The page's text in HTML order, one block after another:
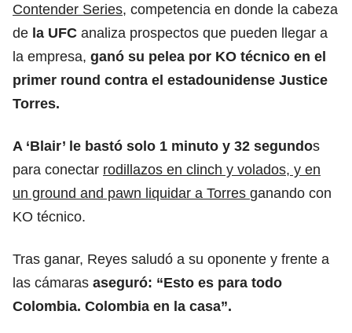
Contender Series, competencia en donde la cabeza
de la UFC analiza prospectos que pueden llegar a
la empresa, ganó su pelea por KO técnico en el
primer round contra el estadounidense Justice
Torres.
A ‘Blair’ le bastó solo 1 minuto y 32 segundos
para conectar rodillazos en clinch y volados, y en
un ground and pawn liquidar a Torres ganando con
KO técnico.
Tras ganar, Reyes saludó a su oponente y frente a
las cámaras aseguró: “Esto es para todo
Colombia. Colombia en la casa”.